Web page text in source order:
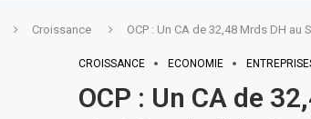
Croissance OCP : Un CA de 32,48 Mrds DH au
CROISSANCE ECONOMIE
OCP : Un CA de